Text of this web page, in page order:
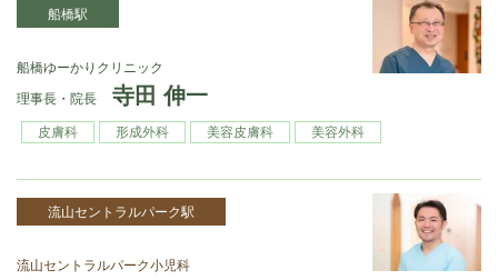
船橋駅
船橋ゆーかりクリニック
理事長・院長
寺田 伸一
皮膚科 形成外科 美容皮膚科 美容外科
流山セントラルパーク駅
流山セントラルパーク小児科